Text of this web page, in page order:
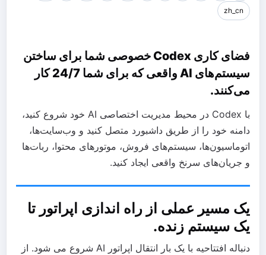
zh_cn
فضای کاری Codex خصوصی شما برای ساختن
سیستم‌های AI واقعی که برای شما 24/7 کار
می‌کنند.
با Codex در محیط مدیریت اختصاصی AI خود شروع کنید،
دامنه خود را از طریق داشبورد متصل کنید و وب‌سایت‌ها،
اتوماسیون‌ها، سیستم‌های فروش، موتورهای محتوا، ربات‌ها
و جریان‌های سرنخ واقعی ایجاد کنید.
یک مسیر عملی از راه اندازی اپراتور تا
یک سیستم زنده.
دنباله افتتاحیه با یک بار انتقال اپراتور AI شروع می شود. از